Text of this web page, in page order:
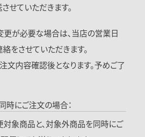
せていただきます。
が必要な場合は、当店の営業日
をさせていただきます。
文内容確認後となります。予めご了
にご注文の場合：
象商品と、対象外商品を同時にご